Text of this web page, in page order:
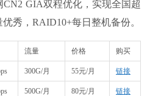
GIA双程优化，实现全国超
秀，RAID10+每日整机备份。
流量 价格 购买
300G/月 55元/月 链接
500G/月 80元/月 链接